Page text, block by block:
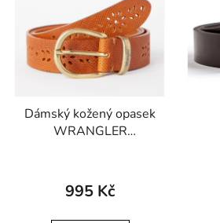
Dámský kožený opasek
WRANGLER
995 Kč